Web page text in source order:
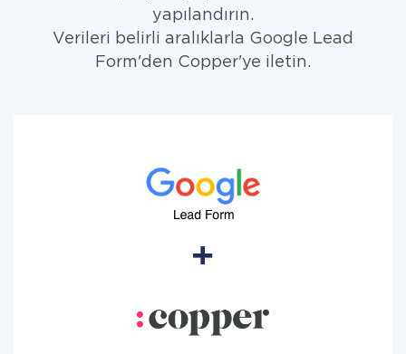
yapılandırın.
Verileri belirli aralıklarla Google Lead
Form'den Copper'ye iletin.